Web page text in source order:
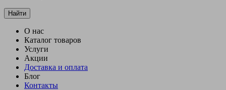
Найти
О нас
Каталог товаров
Услуги
Акции
Доставка и оплата
Блог
Контакты